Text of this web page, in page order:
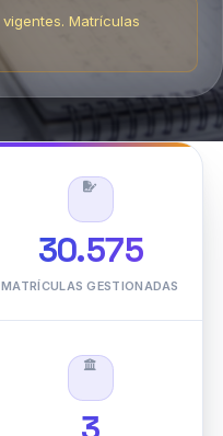
30.575
MATRÍCULAS GESTIONADAS